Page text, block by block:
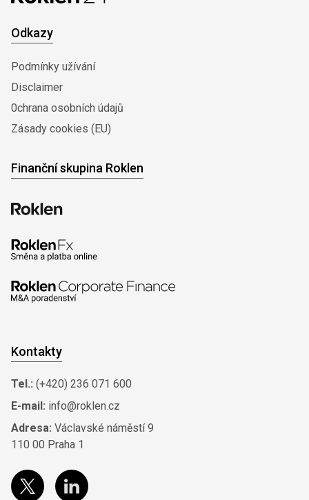
Odkazy
Podmínky užívání
Disclaimer
0chrana osobních údajů
Zásady cookies (EU)
Finanční skupina Roklen
Kontakty
Tel.: (+420) 236 071 600
E-mail: info@roklen.cz
Adresa: Václavské náměstí 9
110 00 Praha 1